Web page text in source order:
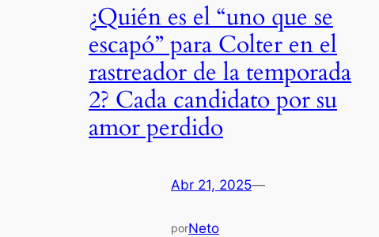
¿Quién es el “uno que se
escapó” para Colter en el
rastreador de la temporada
2? Cada candidato por su
amor perdido
Abr 21, 2025—
porNeto